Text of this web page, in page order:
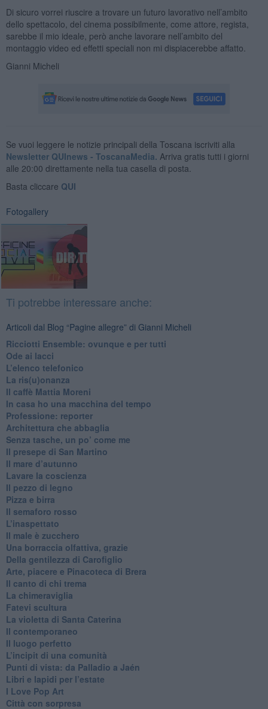
Di sicuro vorrei riuscire a trovare un futuro lavorativo nell’ambito
dello spettacolo, del cinema possibilmente, come attore, regista,
sarebbe il mio ideale, però anche lavorare nell’ambito del
montaggio video ed effetti speciali non mi dispiacerebbe affatto.
Gianni Micheli
Se vuoi leggere le notizie principali della Toscana iscriviti alla
Newsletter QUInews - ToscanaMedia. Arriva gratis tutti i giorni
alle 20:00 direttamente nella tua casella di posta.
Basta cliccare QUI
Fotogallery
Ti potrebbe interessare anche:
Articoli dal Blog “Pagine allegre” di Gianni Micheli
​Ricciotti Ensemble: ovunque e per tutti
Ode ai lacci
​L’elenco telefonico
​La ris(u)onanza
​Il caffè Mattia Moreni
​In casa ho una macchina del tempo
Professione: reporter
Architettura che abbaglia
​Senza tasche, un po’ come me
​Il presepe di San Martino
​Il mare d’autunno
​Lavare la coscienza
​Il pezzo di legno
​Pizza e birra
​Il semaforo rosso
​L’inaspettato
​Il male è zucchero
​Una borraccia olfattiva, grazie
​Della gentilezza di Carofiglio
Arte, piacere e Pinacoteca di Brera
​Il canto di chi trema
La chimeraviglia
​Fatevi scultura
​La violetta di Santa Caterina
​Il contemporaneo
​Il luogo perfetto
​L’incipit di una comunità
Punti di vista: da Palladio a Jaén
​Libri e lapidi per l’estate
​I Love Pop Art
Città con sorpresa